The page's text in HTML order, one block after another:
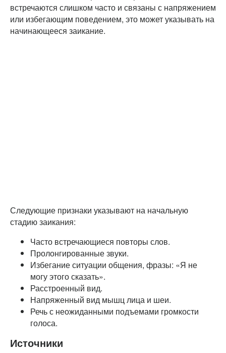
встречаются слишком часто и связаны с напряжением
или избегающим поведением, это может указывать на
начинающееся заикание.
Следующие признаки указывают на начальную
стадию заикания:
Часто встречающиеся повторы слов.
Пролонгированные звуки.
Избегание ситуации общения, фразы: «Я не
могу этого сказать».
Расстроенный вид.
Напряженный вид мышц лица и шеи.
Речь с неожиданными подъемами громкости
голоса.
Источники